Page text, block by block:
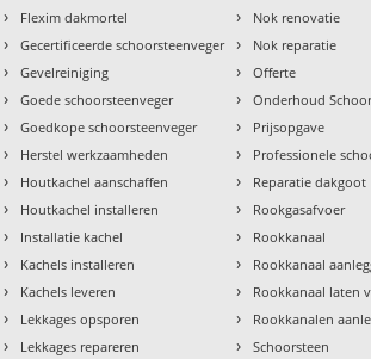
› Flexim dakmortel
› Gecertificeerde schoorsteenveger
› Gevelreiniging
› Goede schoorsteenveger
› Goedkope schoorsteenveger
› Herstel werkzaamheden
› Houtkachel aanschaffen
› Houtkachel installeren
› Installatie kachel
› Kachels installeren
› Kachels leveren
› Lekkages opsporen
› Lekkages repareren
› Nok renovatie
› Nok reparatie
› Offerte
› Onderhoud
› Prijsopgave
› Professionele
› Reparatie dakgoot
› Rookgasafvoer
› Rookkanaal
› Rookkanaal
› Rookkanaal laten
› Rookkanalen
› Schoorsteen